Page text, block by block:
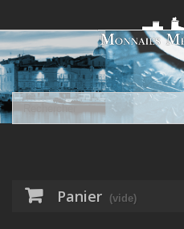
Panier (vide)